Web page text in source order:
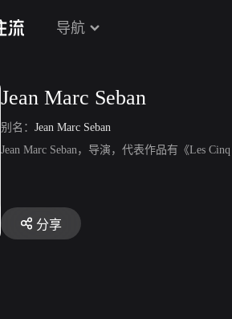
导航
Jean Marc Seban
别名： Jean Marc Seban
Jean Marc Seban，导演，代表作品有《Les
分享